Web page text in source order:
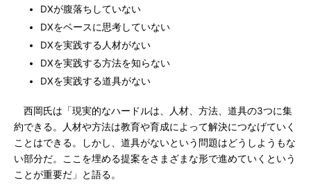
DXが腹落ちしていない
DXをベースに思考していない
DXを実践する人材がない
DXを実践する方法を知らない
DXを実践する道具がない
西岡氏は「現実的なハードルは、人材、方法、道具の3つに集
約できる。人材や方法は教育や育成によって解決につなげていく
ことはできる。しかし、道具がないという問題はどうしようもな
い部分だ。ここを埋める提案をさまざまな形で進めていくという
ことが重要だ」と語る。